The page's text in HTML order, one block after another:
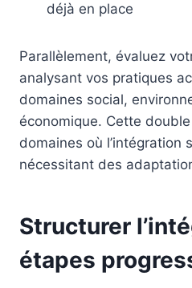
déjà en place
Parallèlement, évaluez
analysant vos pratiques
domaines social,
économique. Cette
domaines où l’intégration
nécessitant des
Structurer
étapes